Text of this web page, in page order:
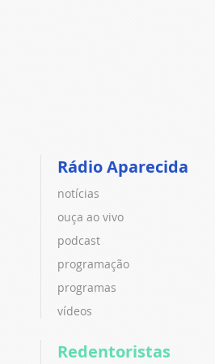
Rádio Aparecida
notícias
ouça ao vivo
podcast
programação
programas
vídeos
Redentoristas